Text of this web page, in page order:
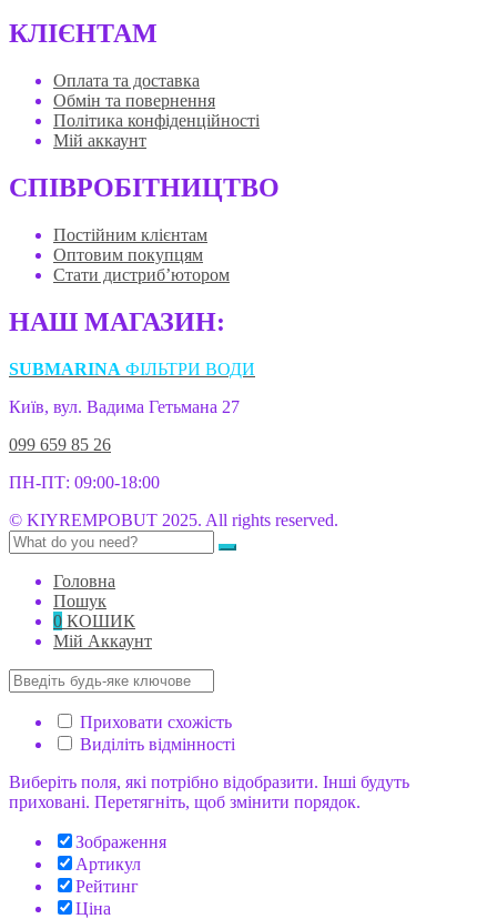
КЛІЄНТАМ
Оплата та доставка
Обмін та повернення
Політика конфіденційності
Мій аккаунт
СПІВРОБІТНИЦТВО
Постійним клієнтам
Оптовим покупцям
Стати дистриб’ютором
НАШ МАГАЗИН:
SUBMARINA ФІЛЬТРИ ВОДИ
Київ, вул. Вадима Гетьмана 27
099 659 85 26
ПН-ПТ: 09:00-18:00
© KIYREMPOBUT 2025. All rights reserved.
Головна
Пошук
0 КОШИК
Мій Аккаунт
Приховати схожість
Виділіть відмінності
Виберіть поля, які потрібно відобразити. Інші будуть
приховані. Перетягніть, щоб змінити порядок.
Зображення
Артикул
Рейтинг
Ціна